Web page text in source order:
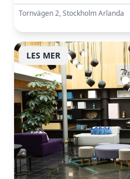
Tornvägen 2, Stockholm Arlanda
LES MER